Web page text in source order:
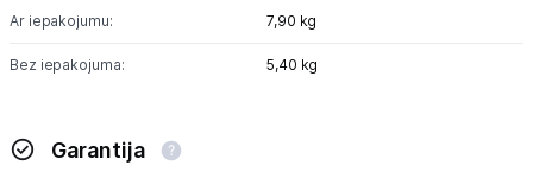
Ar iepakojumu: 7,90 kg
Bez iepakojuma: 5,40 kg
Garantija